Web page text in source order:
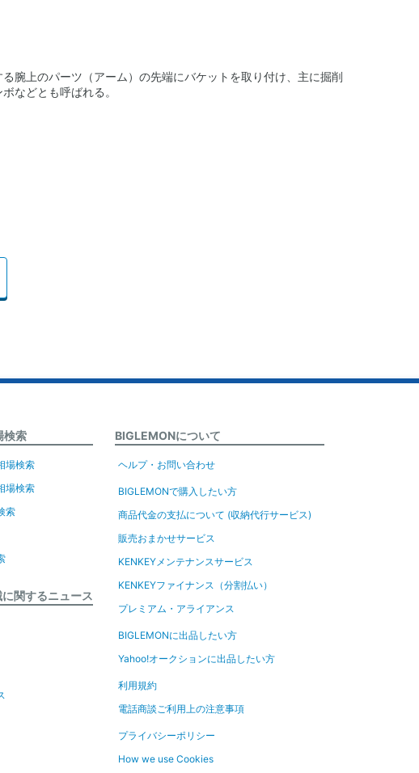
腕上のパーツ（アーム）の先端にバケットを取り付け、主に掘削
などとも呼ばれる。
検索
場検索
場検索
索
関するニュース
BIGLEMONについて
ヘルプ・お問い合わせ
BIGLEMONで購入したい方
商品代金の支払について (収納代行サービス)
販売おまかせサービス
KENKEYメンテナンスサービス
KENKEYファイナンス（分割払い）
プレミアム・アライアンス
BIGLEMONに出品したい方
Yahoo!オークションに出品したい方
利用規約
電話商談ご利用上の注意事項
プライバシーポリシー
How we use Cookies